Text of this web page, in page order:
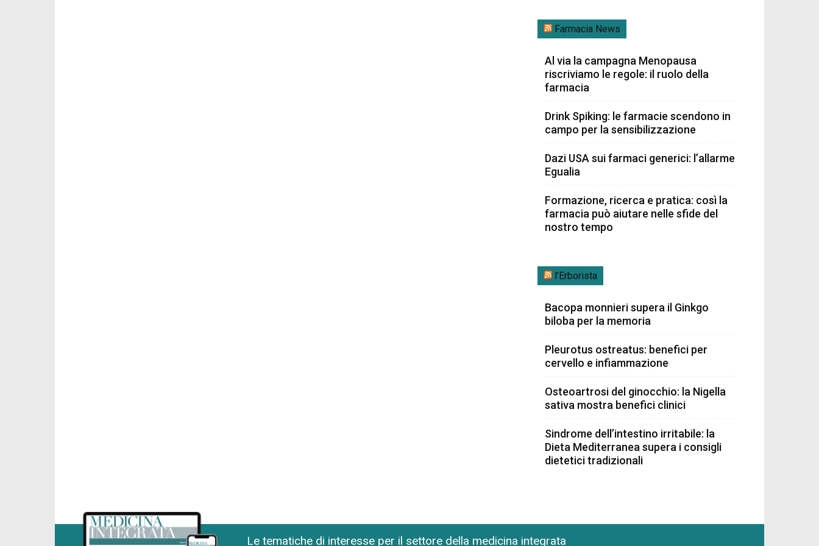
Farmacia News
Al via la campagna Menopausa
riscriviamo le regole: il ruolo della
farmacia
Drink Spiking: le farmacie scendono in
campo per la sensibilizzazione
Dazi USA sui farmaci generici: l’allarme
Egualia
Formazione, ricerca e pratica: così la
farmacia può aiutare nelle sfide del
nostro tempo
l’Erborista
Bacopa monnieri supera il Ginkgo
biloba per la memoria
Pleurotus ostreatus: benefici per
cervello e infiammazione
Osteoartrosi del ginocchio: la Nigella
sativa mostra benefici clinici
Sindrome dell’intestino irritabile: la
Dieta Mediterranea supera i consigli
dietetici tradizionali
Le tematiche di interesse per il settore della medicina integrata